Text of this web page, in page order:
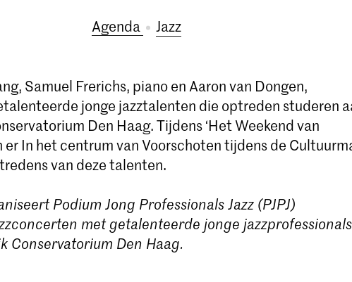
Agenda Jazz
Samuel Frerichs, piano en Aaron van Dongen,
jonge jazztalenten die optreden studeren
Den Haag. Tijdens ‘Het Weekend van
er In het centrum van Voorschoten tijdens de
van deze talenten.
Podium Jong Professionals Jazz (PJPJ)
met getalenteerde jonge jazzprofessionals
Conservatorium Den Haag.